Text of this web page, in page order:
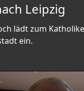
Leipzig
lädt zum
ein.